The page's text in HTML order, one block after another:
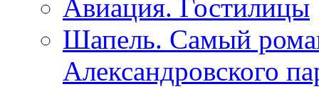
Авиация. Гостилицы
Шапель. Самый
Александровского